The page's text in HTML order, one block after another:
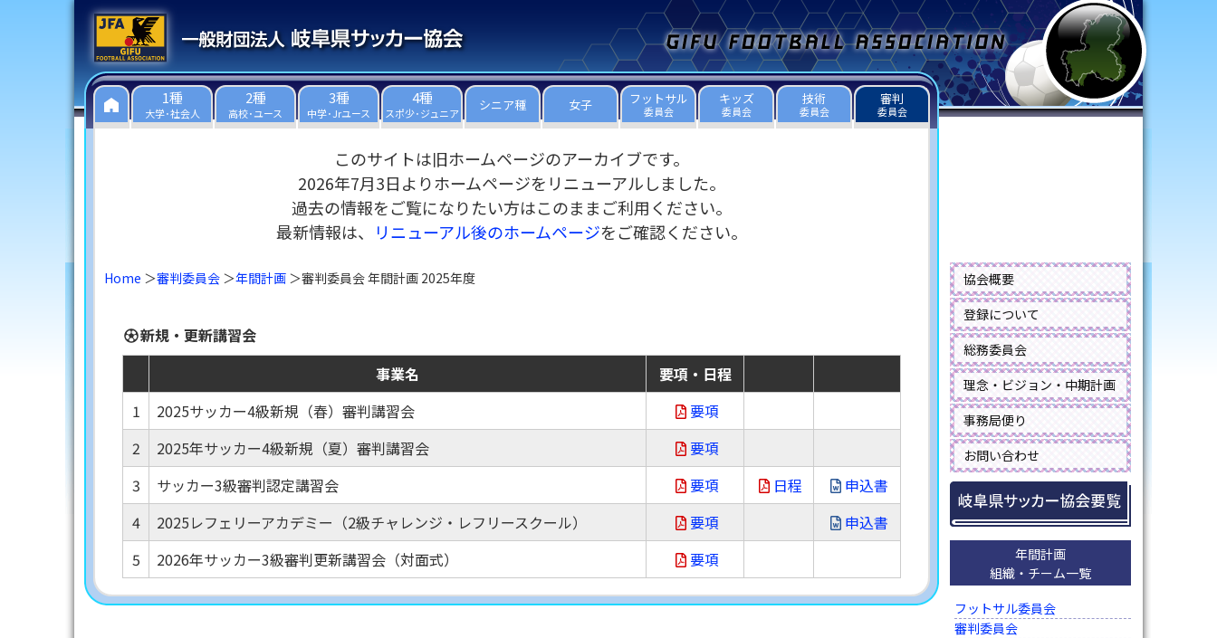
1種
大学･社会人
2種
高校･ユース
3種
中学･Jrユース
4種
スポ少･ジュニア シニア種 女子 フットサル
委員会
キッズ
委員会
技術
委員会
審判
委員会
このサイトは旧ホームページのアーカイブです。
2026年7月3日よりホームページをリニューアルしました。
過去の情報をご覧になりたい方はこのままご利用ください。
最新情報は、
リニューアル後のホームページをご確認ください。
Home 審判委員会 年間計画 審判委員会 年間計画 2025年度
新規・更新講習会
事業名
要項・日程
1
2025サッカー4級新規（春）審判講習会
要項
2
2025年サッカー4級新規（夏）審判講習会
要項
3
サッカー3級審判認定講習会 要項 日程
申込書
4
2025レフェリーアカデミー（2級チャレンジ・レフリースクール） 要項
申込書
5
2026年サッカー3級審判更新講習会（対面式） 要項
協会概要
登録について
総務委員会
理念・ビジョン・中期計画
事務局便り
お問い合わせ
年間計画
組織・チーム一覧
フットサル委員会
審判委員会